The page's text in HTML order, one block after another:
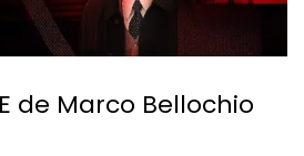
de Marco Bellochio